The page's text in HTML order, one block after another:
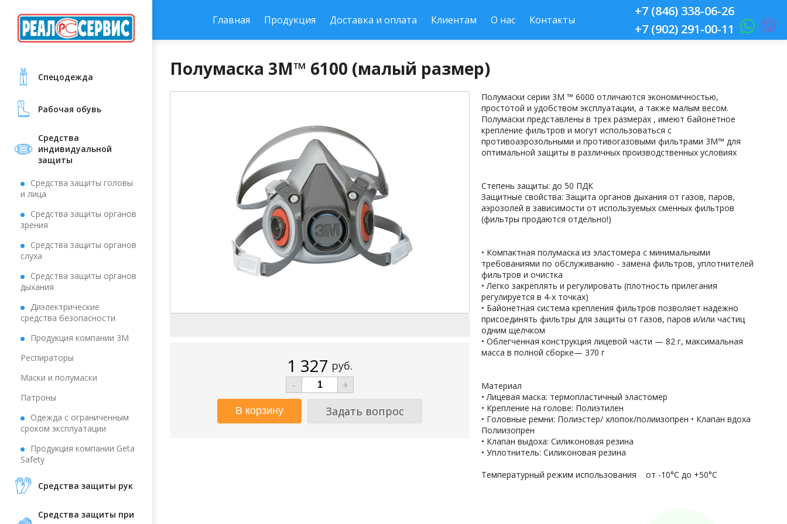
Cпецодежда
Рабочая обувь
Средства
индивидуальной
защиты
Средства защиты головы
и лица
Средства защиты органов
зрения
Средства защиты органов
слуха
Средства защиты органов
дыхания
Диэлектрические
средства безопасности
Продукция компании 3М
Респираторы
Маски и полумаски
Патроны
Одежда с ограниченным
сроком эксплуатации
Продукция компании Geta
Safety
Средства защиты рук
Средства защиты при
Главная Продукция Доставка и оплата Клиентам О нас Контакты
+7 (846) 338-06-26
+7 (902) 291-00-11
Полумаска 3M™ 6100 (малый размер)
1 327 руб.
-
+
Задать вопрос
Полумаски серии 3М ™ 6000 отличаются экономичностью,
простотой и удобством эксплуатации, а также малым весом.
Полумаски представлены в трех размерах , имеют байонетное
крепление фильтров и могут использоваться с
противоаэрозольными и противогазовыми фильтрами 3М™ для
оптимальной защиты в различных производственных условиях
Степень защиты: до 50 ПДК
Защитные свойства: Защита органов дыхания от газов, паров,
аэрозолей в зависимости от используемых сменных фильтров
(фильтры продаются отдельно!)
• Компактная полумаска из эластомера с минимальными
требованиями по обслуживанию - замена фильтров, уплотнителей
фильтров и очистка
• Легко закреплять и регулировать (плотность прилегания
регулируется в 4-х точках)
• Байонетная система крепления фильтров позволяет надежно
присоединять фильтры для защиты от газов, паров и/или частиц
одним щелчком
• Облегченная конструкция лицевой части — 82 г, максимальная
масса в полной сборке— 370 г
Материал
• Лицевая маска: термопластичный эластомер
• Крепление на голове: Полиэтилен
• Головные ремни: Полиэстер/ хлопок/полиизопрен • Клапан вдоха
Полиизопрен
• Клапан выдоха: Силиконовая резина
• Уплотнитель: Силиконовая резина
Температурный режим использования от -10°C до +50°C